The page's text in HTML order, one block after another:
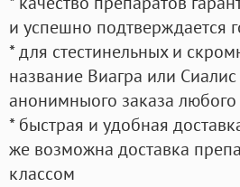
и успешно подтверждается
* для стестинельных и
название Виагра или
анонимныого заказа
* быстрая и удобная
же возможна доставка
классом